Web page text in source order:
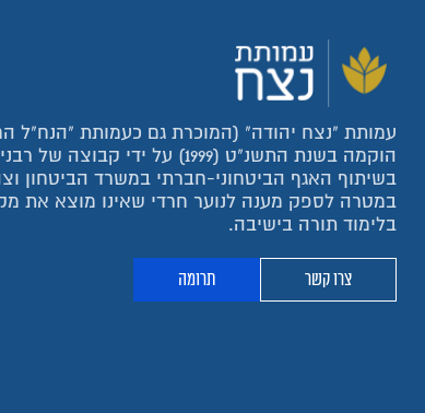
עמותת "נצח יהודה" (המוכרת גם כעמותת "הנח"ל
הוקמה בשנת התשנ"ט (1999) על ידי קבוצה
בשיתוף האגף הביטחוני-חברתי במשרד הביטחון
במטרה לספק מענה לנוער חרדי שאינו מוצא את
בלימוד תורה בישיבה.
צרו קשר תרומה